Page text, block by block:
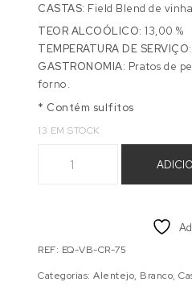
CASTAS: Field Blend de
TEOR ALCOÓLICO:13,00 %
TEMPERATURA DE SERVIÇO:
GASTRONOMIA: Pratos de
forno.
* Contém sulfitos
13 EM STOCK
REF: EQ-VB-CR-75
Categorias:Alentejo, Branco,